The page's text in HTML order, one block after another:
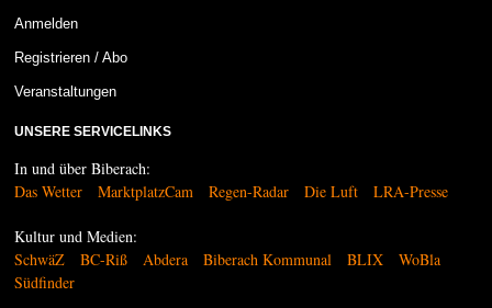
Anmelden
Registrieren / Abo
Veranstaltungen
UNSERE SERVICELINKS
In und über Biberach:
Das Wetter
MarktplatzCam Regen-Radar Die Luft LRA-Presse
Kultur und Medien:
SchwäZ
BC-Riß Abdera Biberach Kommunal BLIX
WoBla
Südfinder